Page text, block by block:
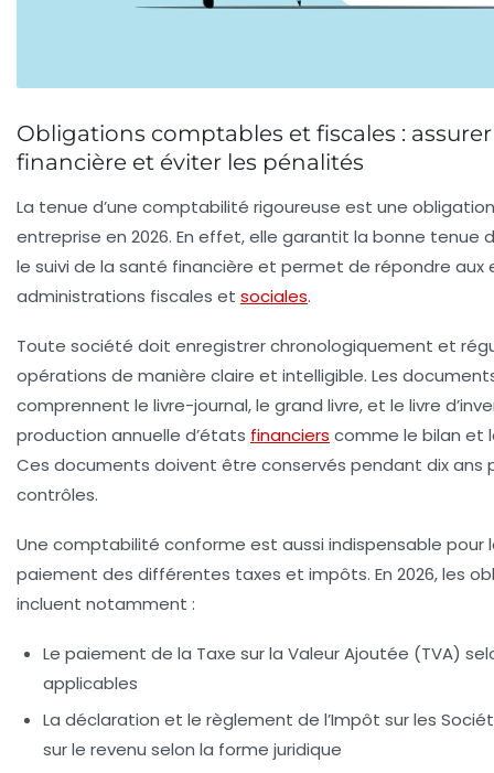
Obligations comptables et fiscales :
financière et éviter les pénalités
La tenue d’une comptabilité rigoureuse est une
entreprise en 2026. En effet, elle garantit la bonne tenue
le suivi de la santé financière et permet de répondre aux
administrations fiscales et sociales.
Toute société doit enregistrer chronologiquement et
opérations de manière claire et intelligible. Les
comprennent le livre-journal, le grand livre, et le livre
production annuelle d’états financiers comme le bilan et
Ces documents doivent être conservés pendant dix ans
contrôles.
Une comptabilité conforme est aussi indispensable pour
paiement des différentes taxes et impôts. En 2026, les
incluent notamment :
Le paiement de la Taxe sur la Valeur Ajoutée (TVA)
applicables
La déclaration et le règlement de l’Impôt sur les
sur le revenu selon la forme juridique